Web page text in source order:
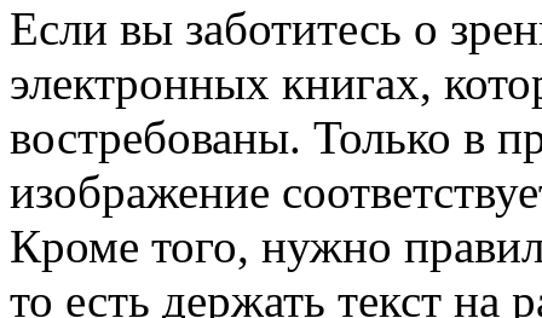
Если вы заботитесь о
электронных книгах,
востребованы. Только в
изображение
Кроме того, нужно
то есть держать текст на